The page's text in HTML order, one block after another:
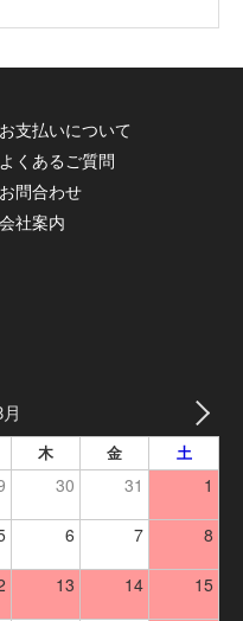
お支払いについて
よくあるご質問
お問合わせ
会社案内
木 金 土
30 31 1
6 7 8
13 14 15